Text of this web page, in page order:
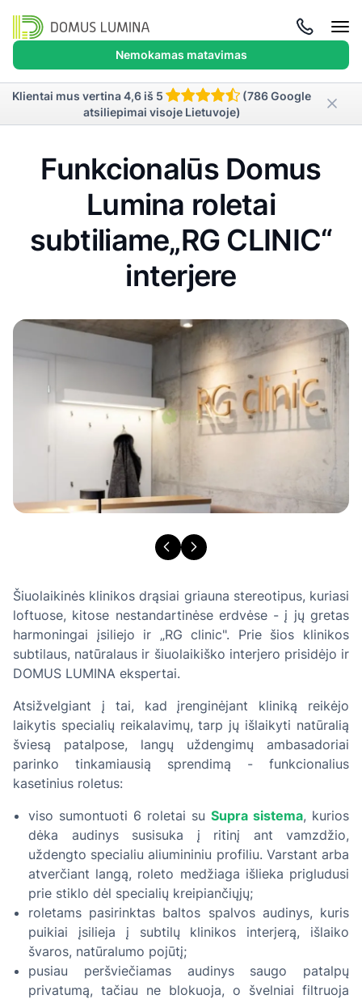
Nemokamas matavimas
Klientai mus vertina 4,6 iš 5
(786 Google
atsiliepimai visoje Lietuvoje)
Funkcionalūs Domus
Lumina roletai
subtiliame„RG CLINIC“
interjere
Šiuolaikinės klinikos drąsiai griauna stereotipus, kuriasi
loftuose, kitose nestandartinėse erdvėse - į jų gretas
harmoningai įsiliejo ir „RG clinic". Prie šios klinikos
subtilaus, natūralaus ir šiuolaikiško interjero prisidėjo ir
DOMUS LUMINA ekspertai.
Atsižvelgiant į tai, kad įrenginėjant kliniką reikėjo
laikytis specialių reikalavimų, tarp jų išlaikyti natūralią
šviesą patalpose, langų uždengimų ambasadoriai
parinko tinkamiausią sprendimą - funkcionalius
kasetinius roletus:
viso sumontuoti 6 roletai su Supra sistema, kurios
dėka audinys susisuka į ritinį ant vamzdžio,
uždengto specialiu aliumininiu profiliu. Varstant arba
atverčiant langą, roleto medžiaga išlieka prigludusi
prie stiklo dėl specialių kreipiančiųjų;
roletams pasirinktas baltos spalvos audinys, kuris
puikiai įsilieja į subtilų klinikos interjerą, išlaiko
švaros, natūralumo pojūtį;
pusiau peršviečiamas audinys saugo patalpų
privatumą, tačiau ne blokuoja, o švelniai filtruoja